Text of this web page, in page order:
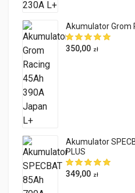
Akumulator Grom
350,00 zł
Akumulator
PLUS
349,00 zł